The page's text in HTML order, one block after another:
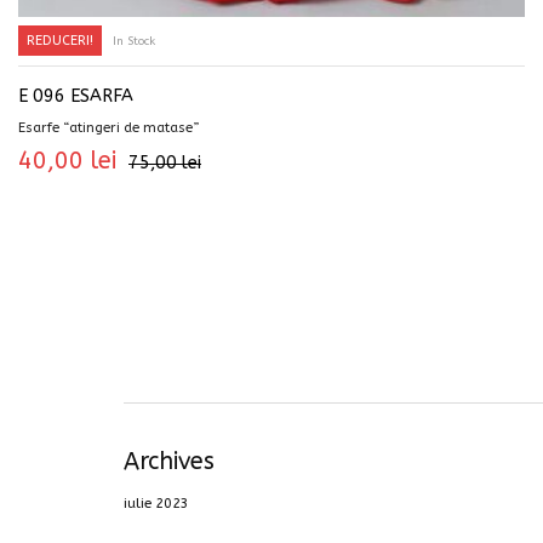
REDUCERI! In Stock
E 096 ESARFA
Esarfe “atingeri de matase”
75,00lei
40,00 lei
Archives
iulie 2023